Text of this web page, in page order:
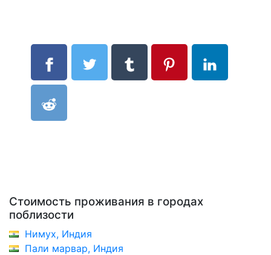
Стоимость проживания в городах
поблизости
Нимух, Индия
Пали марвар, Индия